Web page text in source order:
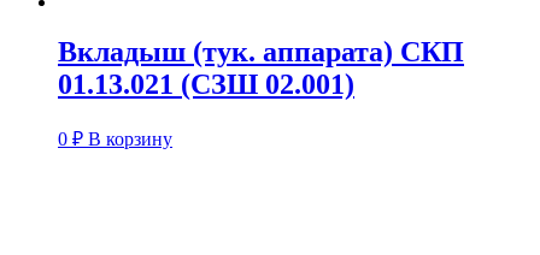
Вкладыш (тук. аппарата) СКП
01.13.021 (СЗШ 02.001)
0 ₽ В корзину